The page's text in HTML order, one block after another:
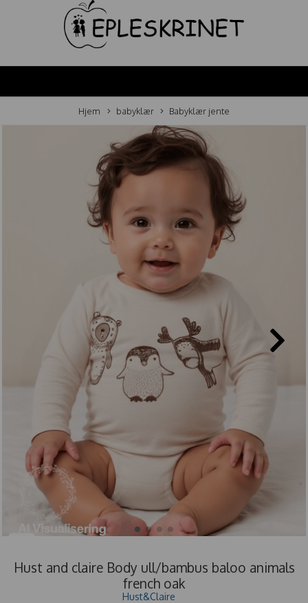
Hjem babyklær Babyklær jente
Hust and claire Body ull/bambus baloo animals
french oak
Hust&Claire